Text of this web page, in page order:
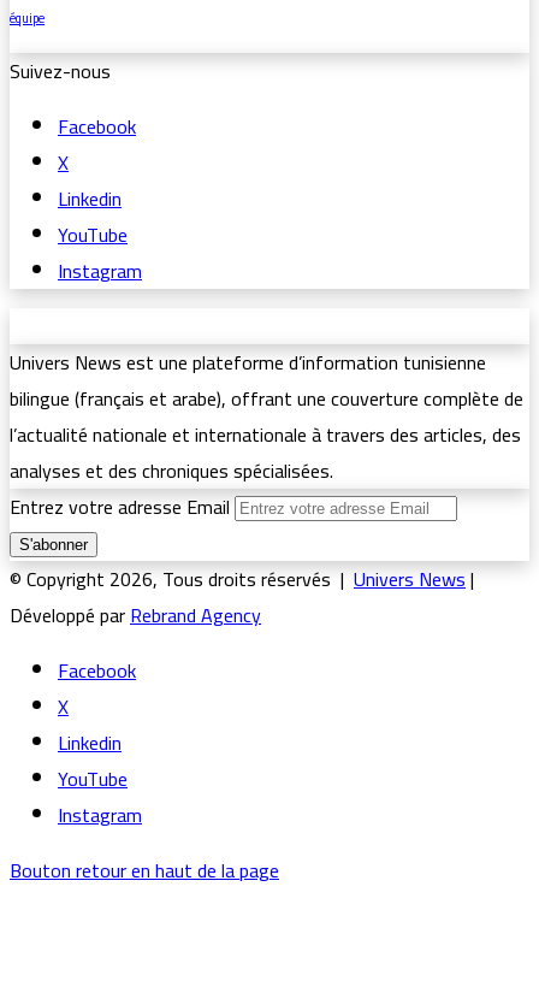
équipe
Suivez-nous
Facebook
X
Linkedin
YouTube
Instagram
Univers News est une plateforme d’information tunisienne
bilingue (français et arabe), offrant une couverture complète de
l’actualité nationale et internationale à travers des articles, des
analyses et des chroniques spécialisées.
Entrez votre adresse Email
© Copyright 2026, Tous droits réservés |Univers News|
Développé parRebrand Agency
Facebook
X
Linkedin
YouTube
Instagram
Bouton retour en haut de la page